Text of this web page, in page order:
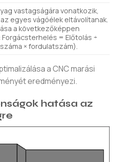
vastagságára vonatkozik,
egyes vágóélek eltávolítanak.
a következőképpen
= Előtolás ÷
× fordulatszám).
a CNC marási
eredményezi.
hatása az